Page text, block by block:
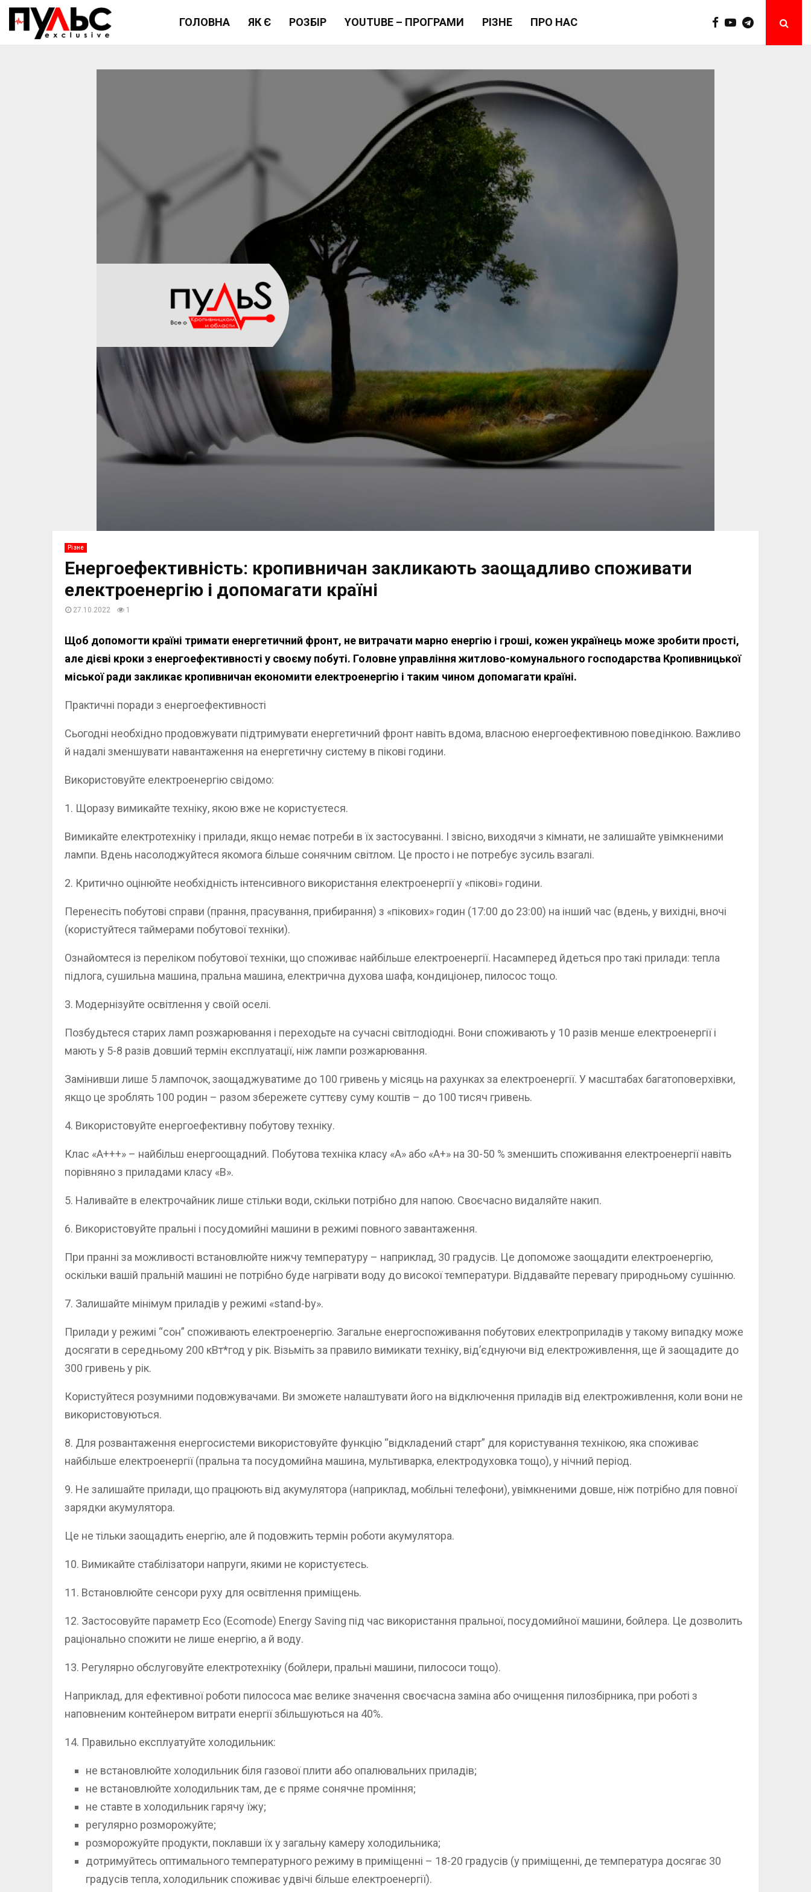
ГОЛОВНА ЯК Є РОЗБІР YOUTUBE – ПРОГРАМИ РІЗНЕ ПРО НАС
Різне
Енергоефективність: кропивничан закликають заощадливо споживати
електроенергію і допомагати країні
27.10.2022 1
Щоб допомогти країні тримати енергетичний фронт, не витрачати марно енергію і гроші, кожен українець може зробити прості,
але дієві кроки з енергоефективності у своєму побуті. Головне управління житлово-комунального господарства Кропивницької
міської ради закликає кропивничан економити електроенергію і таким чином допомагати країні.
Практичні поради з енергоефективності
Сьогодні необхідно продовжувати підтримувати енергетичний фронт навіть вдома, власною енергоефективною поведінкою. Важливо
й надалі зменшувати навантаження на енергетичну систему в пікові години.
Використовуйте електроенергію свідомо:
1. Щоразу вимикайте техніку, якою вже не користуєтеся.
Вимикайте електротехніку і прилади, якщо немає потреби в їх застосуванні. І звісно, виходячи з кімнати, не залишайте увімкненими
лампи. Вдень насолоджуйтеся якомога більше сонячним світлом. Це просто і не потребує зусиль взагалі.
2. Критично оцінюйте необхідність інтенсивного використання електроенергії у «пікові» години.
Перенесіть побутові справи (прання, прасування, прибирання) з «пікових» годин (17:00 до 23:00) на інший час (вдень, у вихідні, вночі
(користуйтеся таймерами побутової техніки).
Ознайомтеся із переліком побутової техніки, що споживає найбільше електроенергії. Насамперед йдеться про такі прилади: тепла
підлога, сушильна машина, пральна машина, електрична духова шафа, кондиціонер, пилосос тощо.
3. Модернізуйте освітлення у своїй оселі.
Позбудьтеся старих ламп розжарювання і переходьте на сучасні світлодіодні. Вони споживають у 10 разів менше електроенергії і
мають у 5-8 разів довший термін експлуатації, ніж лампи розжарювання.
Замінивши лише 5 лампочок, заощаджуватиме до 100 гривень у місяць на рахунках за електроенергії. У масштабах багатоповерхівки,
якщо це зроблять 100 родин – разом збережете суттєву суму коштів – до 100 тисяч гривень.
4. Використовуйте енергоефективну побутову техніку.
Клас «А+++» – найбільш енергоощадний. Побутова техніка класу «А» або «А+» на 30-50 % зменшить споживання електроенергії навіть
порівняно з приладами класу «В».
5. Наливайте в електрочайник лише стільки води, скільки потрібно для напою. Своєчасно видаляйте накип.
6. Використовуйте пральні і посудомийні машини в режимі повного завантаження.
При пранні за можливості встановлюйте нижчу температуру – наприклад, 30 градусів. Це допоможе заощадити електроенергію,
оскільки вашій пральній машині не потрібно буде нагрівати воду до високої температури. Віддавайте перевагу природньому сушінню.
7. Залишайте мінімум приладів у режимі «stand-by».
Прилади у режимі “сон” споживають електроенергію. Загальне енергоспоживання побутових електроприладів у такому випадку може
досягати в середньому 200 кВт*год у рік. Візьміть за правило вимикати техніку, від’єднуючи від електроживлення, ще й заощадите до
300 гривень у рік.
Користуйтеся розумними подовжувачами. Ви зможете налаштувати його на відключення приладів від електроживлення, коли вони не
використовуються.
8. Для розвантаження енергосистеми використовуйте функцію “відкладений старт” для користування технікою, яка споживає
найбільше електроенергії (пральна та посудомийна машина, мультиварка, електродуховка тощо), у нічний період.
9. Не залишайте прилади, що працюють від акумулятора (наприклад, мобільні телефони), увімкненими довше, ніж потрібно для повної
зарядки акумулятора.
Це не тільки заощадить енергію, але й подовжить термін роботи акумулятора.
10. Вимикайте стабілізатори напруги, якими не користуєтесь.
11. Встановлюйте сенсори руху для освітлення приміщень.
12. Застосовуйте параметр Eco (Ecomode) Energy Saving під час використання пральної, посудомийної машини, бойлера. Це дозволить
раціонально спожити не лише енергію, а й воду.
13. Регулярно обслуговуйте електротехніку (бойлери, пральні машини, пилососи тощо).
Наприклад, для ефективної роботи пилососа має велике значення своєчасна заміна або очищення пилозбірника, при роботі з
наповненим контейнером витрати енергії збільшуються на 40%.
14. Правильно експлуатуйте холодильник:
не встановлюйте холодильник біля газової плити або опалювальних приладів;
не встановлюйте холодильник там, де є пряме сонячне проміння;
не ставте в холодильник гарячу їжу;
регулярно розморожуйте;
розморожуйте продукти, поклавши їх у загальну камеру холодильника;
дотримуйтесь оптимального температурного режиму в приміщенні – 18-20 градусів (у приміщенні, де температура досягає 30
градусів тепла, холодильник споживає удвічі більше електроенергії).